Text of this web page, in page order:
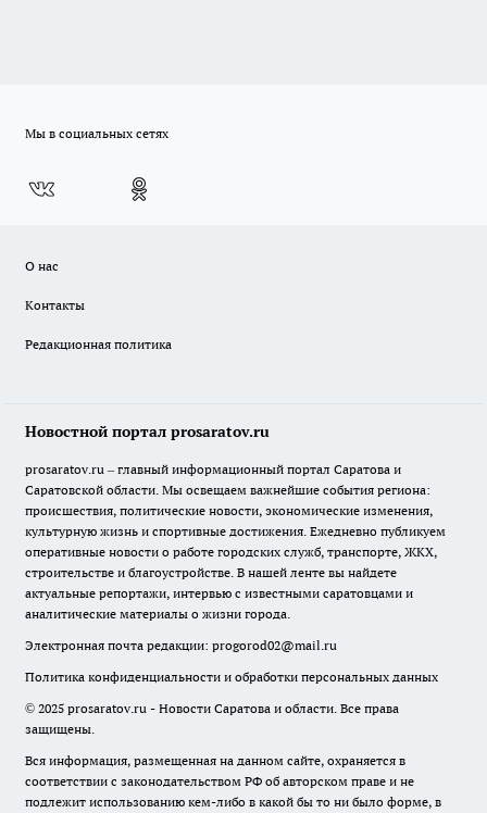
Мы в социальных сетях
О нас
Контакты
Редакционная политика
Новостной портал prosaratov.ru
prosaratov.ru – главный информационный портал Саратова и
Саратовской области. Мы освещаем важнейшие события региона:
происшествия, политические новости, экономические изменения,
культурную жизнь и спортивные достижения. Ежедневно публикуем
оперативные новости о работе городских служб, транспорте, ЖКХ,
строительстве и благоустройстве. В нашей ленте вы найдете
актуальные репортажи, интервью с известными саратовцами и
аналитические материалы о жизни города.
Электронная почта редакции: progorod02@mail.ru
Политика конфиденциальности и обработки персональных данных
© 2025 prosaratov.ru - Новости Саратова и области. Все права
защищены.
Вся информация, размещенная на данном сайте, охраняется в
соответствии с законодательством РФ об авторском праве и не
подлежит использованию кем-либо в какой бы то ни было форме, в